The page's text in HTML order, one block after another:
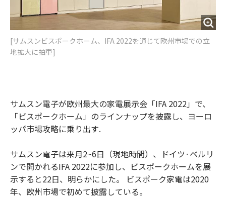
[サムスンビスポークホーム、IFA 2022を通じて欧州市場での立
地拡大に拍車]
サムスン電子が欧州最大の家電展示会「IFA 2022」で、
「ビスポークホーム」のラインナップを披露し、ヨーロ
ッパ市場攻略に乗り出す.
サムスン電子は来月2~6日（現地時間）、ドイツ·ベルリ
ンで開かれるIFA 2022に参加し、ビスポークホームを展
示すると22日、明らかにした。 ビスポーク家電は2020
年、欧州市場で初めて披露している。